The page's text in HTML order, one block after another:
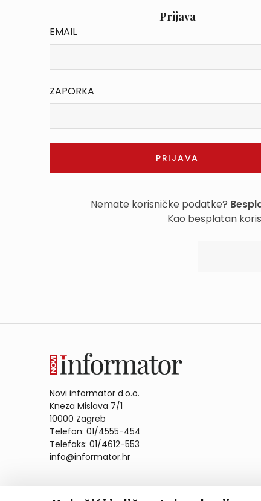
Prijava
EMAIL
ZAPORKA
Nemate korisničke podatke?
Kao besplatan
Novi informator d.o.o.
Kneza Mislava 7/1
10000 Zagreb
Telefon: 01/4555-454
Telefaks: 01/4612-553
info@informator.hr